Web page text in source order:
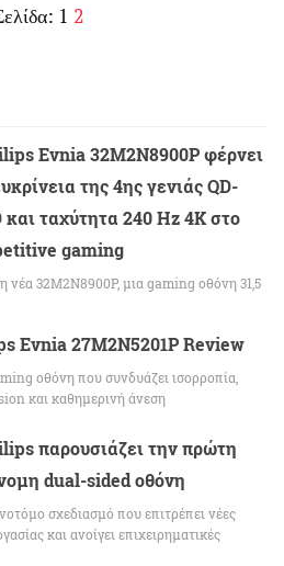
1 2
Evnia 32M2N8900P φέρνει
της 4ης γενιάς QD-
και ταχύτητα 240 Hz 4K στο
gaming
32M2N8900P, μια gaming οθόνη 31,5
Evnia 27M2N5201P Review
οθόνη που συνδυάζει ισορροπία,
και καθημερινή άνεση
παρουσιάζει την πρώτη
dual-sided οθόνη
σχεδιασμό που επιτρέπει νέες
και ανοίγει επιχειρηματικές